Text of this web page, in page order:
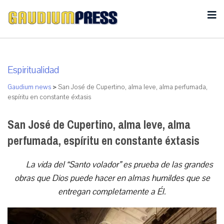
Espiritualidad
Gaudium news >San José de Cupertino, alma leve, alma perfumada,
espíritu en constante éxtasis
San José de Cupertino, alma leve, alma
perfumada, espíritu en constante éxtasis
La vida del “Santo volador” es prueba de las grandes
obras que Dios puede hacer en almas humildes que se
entregan completamente a Él.